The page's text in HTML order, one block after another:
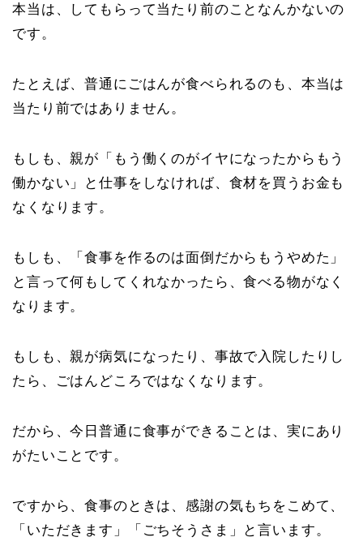
本当は、してもらって当たり前のことなんかないの
です。
たとえば、普通にごはんが食べられるのも、本当は
当たり前ではありません。
もしも、親が「もう働くのがイヤになったからもう
働かない」と仕事をしなければ、食材を買うお金も
なくなります。
もしも、「食事を作るのは面倒だからもうやめた」
と言って何もしてくれなかったら、食べる物がなく
なります。
もしも、親が病気になったり、事故で入院したりし
たら、ごはんどころではなくなります。
だから、今日普通に食事ができることは、実にあり
がたいことです。
ですから、食事のときは、感謝の気もちをこめて、
「いただきます」「ごちそうさま」と言います。